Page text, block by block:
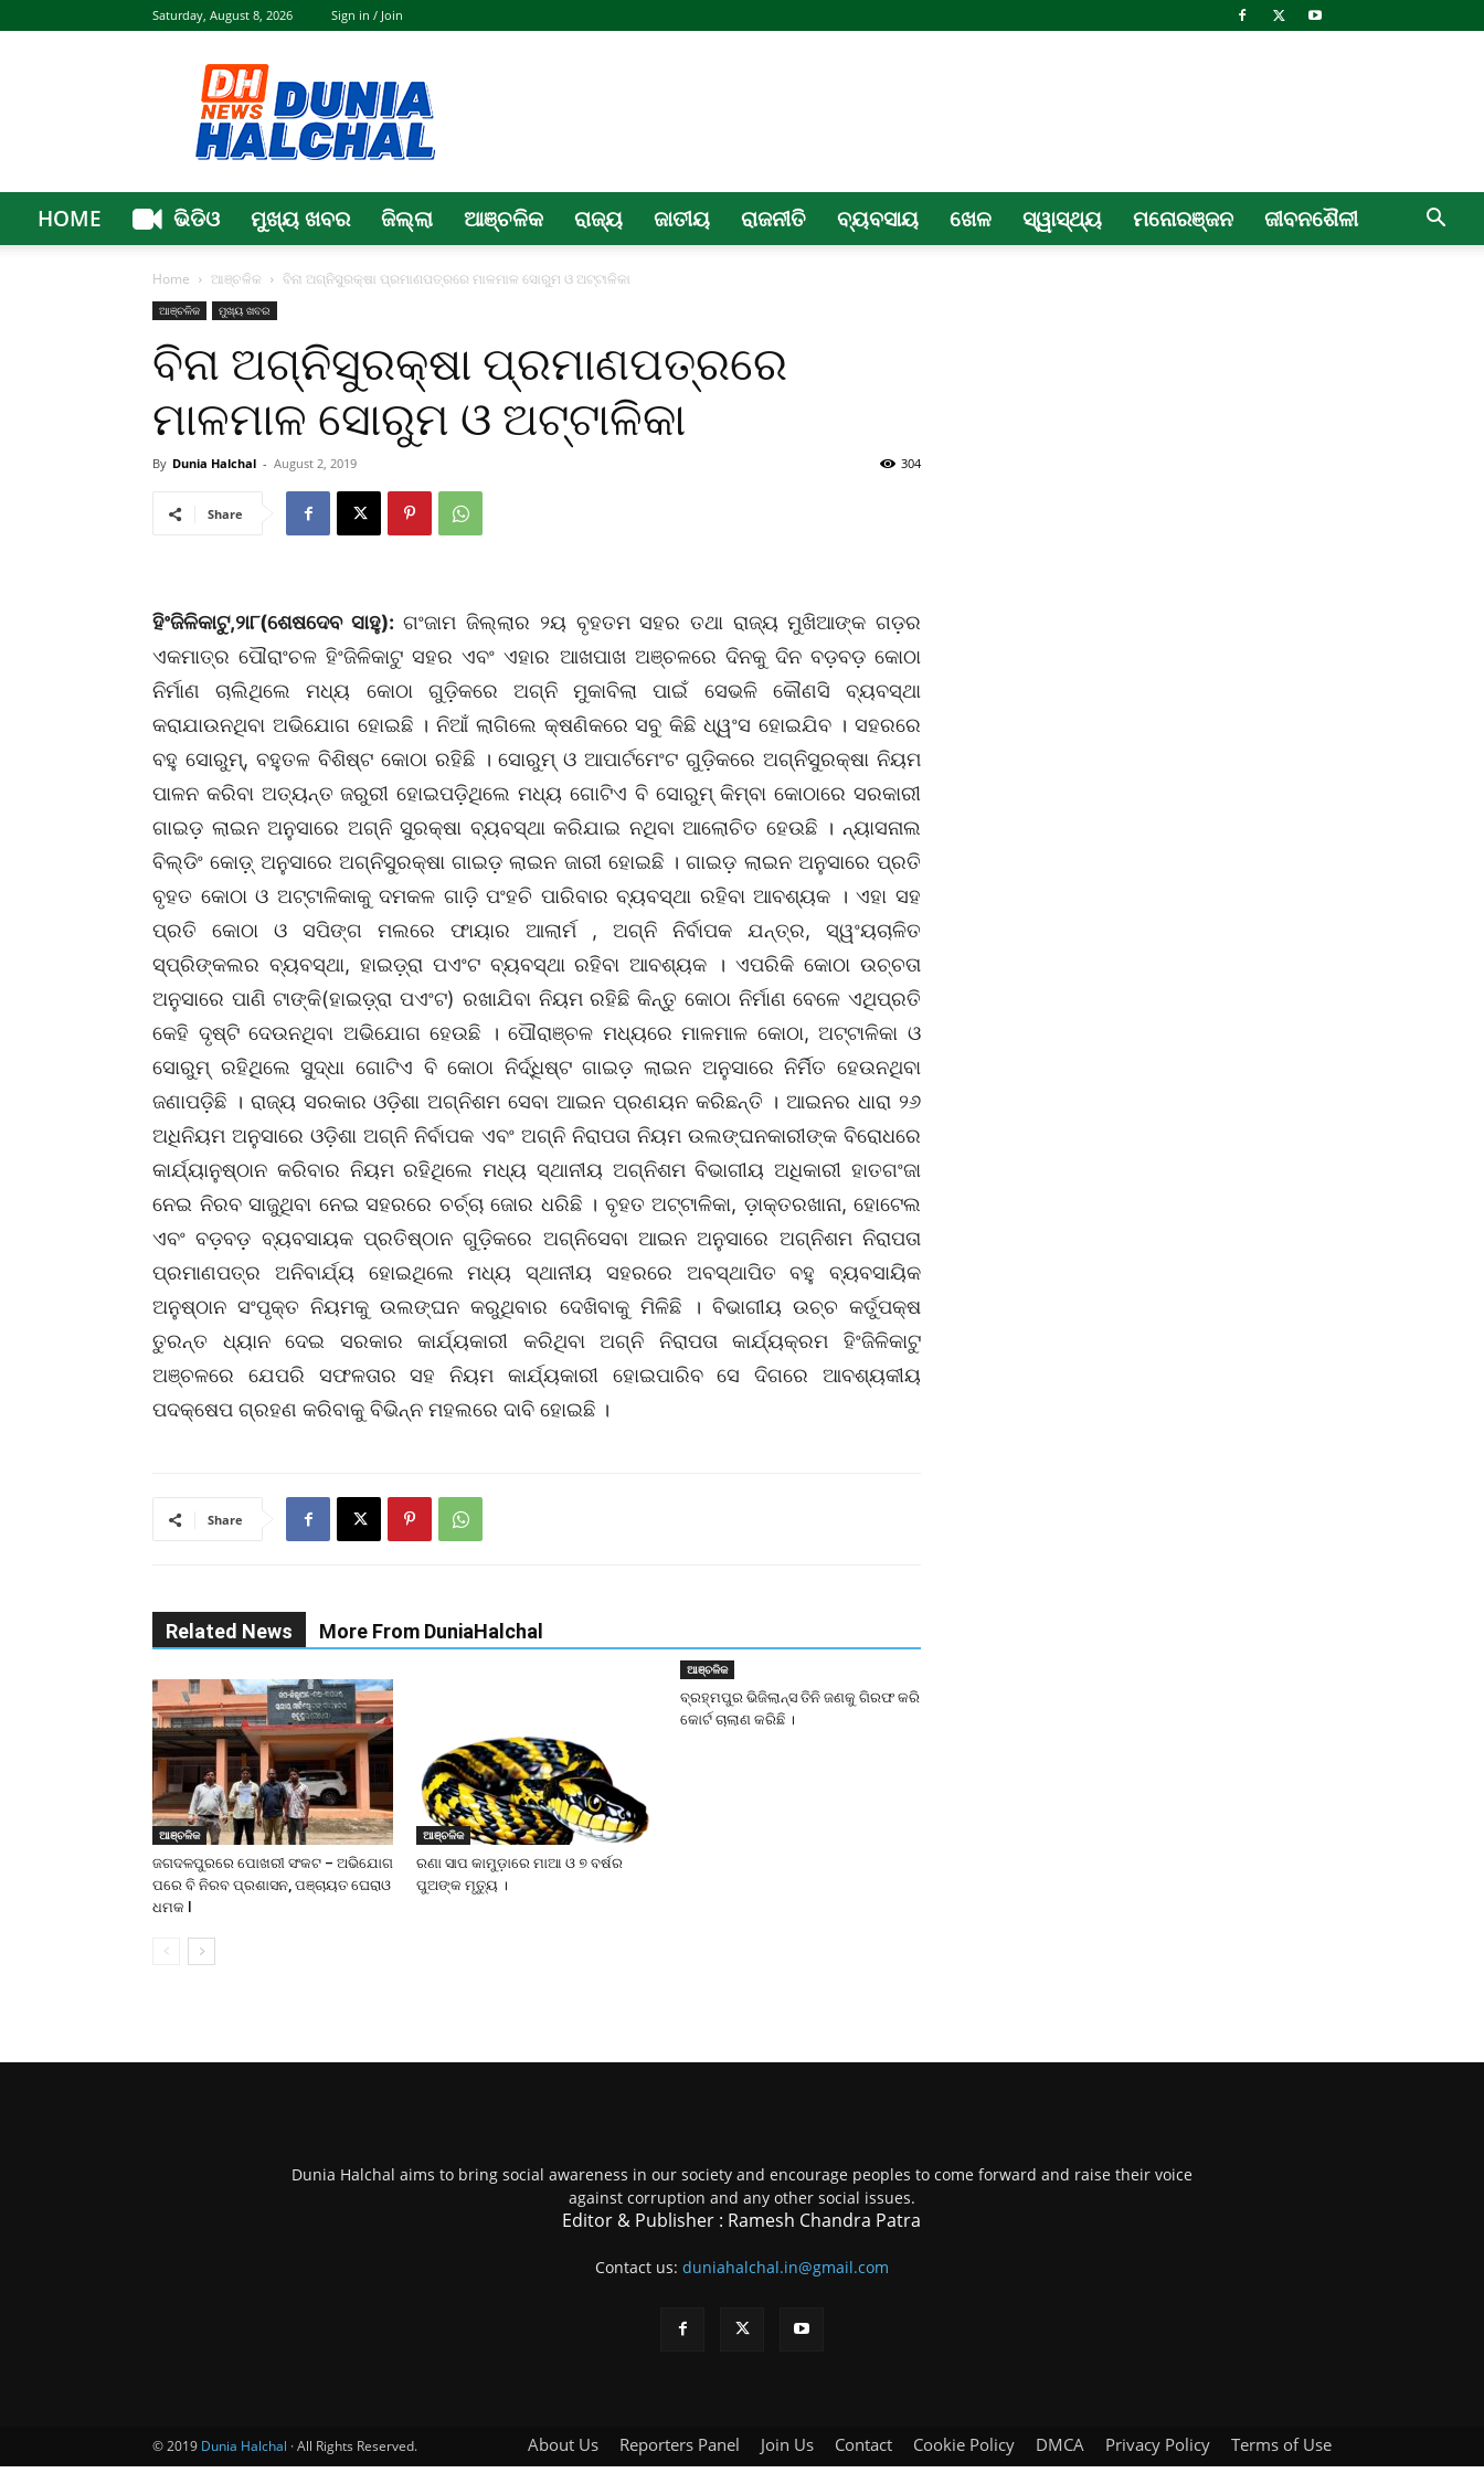
Saturday, August 8, 2026 Sign in / Join
Halchal
HOME ଭିଡିଓ ମୁଖ୍ୟ ଖବର ଜିଲ୍ଲା ଆଞ୍ଚଳିକ ରାଜ୍ୟ ଜାତୀୟ ରାଜନୀତି ବ୍ୟବସାୟ ଖେଳ ସ୍ୱାସ୍ଥ୍ୟ ମନୋରଞ୍ଜନ ଜୀବନଶୈଳୀ
Home ଆଞ୍ଚଳିକ ବିନା ଅଗ୍ନିସୁରକ୍ଷା ପ୍ରମାଣପତ୍ରରେ ମାଳମାଳ ସୋରୁମ ଓ ଅଟ୍ଟାଳିକା
ଆଞ୍ଚଳିକ ମୁଖ୍ୟ ଖବର
ବିନା ଅଗ୍ନିସୁରକ୍ଷା ପ୍ରମାଣପତ୍ରରେ
ମାଳମାଳ ସୋରୁମ ଓ ଅଟ୍ଟାଳିକା
By Dunia Halchal - August 2, 2019 304
Share
ହିଂଜିଳିକାଟୁ,୨ା୮(ଶେଷଦେବ ସାହୁ): ଗଂଜାମ ଜିଲ୍ଲାର ୨ୟ ବୃହତମ ସହର ତଥା ରାଜ୍ୟ ମୁଖିଆଙ୍କ ଗଡ଼ର
ଏକମାତ୍ର ପୌରାଂଚଳ ହିଂଜିଳିକାଟୁ ସହର ଏବଂ ଏହାର ଆଖପାଖ ଅଞ୍ଚଳରେ ଦିନକୁ ଦିନ ବଡ଼ବଡ଼ କୋଠା
ନିର୍ମାଣ ଚାଲିଥିଲେ ମଧ୍ୟ କୋଠା ଗୁଡ଼ିକରେ ଅଗ୍ନି ମୁକାବିଲା ପାଇଁ ସେଭଳି କୌଣସି ବ୍ୟବସ୍ଥା
କରାଯାଉନଥିବା ଅଭିଯୋଗ ହୋଇଛି । ନିଆଁ ଲାଗିଲେ କ୍ଷଣିକରେ ସବୁ କିଛି ଧ୍ୱଂସ ହୋଇଯିବ । ସହରରେ
ବହୁ ସୋରୁମ୍, ବହୁତଳ ବିଶିଷ୍ଟ କୋଠା ରହିଛି । ସୋରୁମ୍ ଓ ଆପାର୍ଟମେଂଟ ଗୁଡ଼ିକରେ ଅଗ୍ନିସୁରକ୍ଷା ନିୟମ
ପାଳନ କରିବା ଅତ୍ୟନ୍ତ ଜରୁରୀ ହୋଇପଡ଼ିଥିଲେ ମଧ୍ୟ ଗୋଟିଏ ବି ସୋରୁମ୍ କିମ୍ବା କୋଠାରେ ସରକାରୀ
ଗାଇଡ଼ ଲାଇନ ଅନୁସାରେ ଅଗ୍ନି ସୁରକ୍ଷା ବ୍ୟବସ୍ଥା କରିଯାଇ ନଥିବା ଆଲୋଚିତ ହେଉଛି । ନ୍ୟାସନାଲ
ବିଲ୍ଡିଂ କୋଡ଼୍ ଅନୁସାରେ ଅଗ୍ନିସୁରକ୍ଷା ଗାଇଡ଼ ଲାଇନ ଜାରୀ ହୋଇଛି । ଗାଇଡ଼ ଲାଇନ ଅନୁସାରେ ପ୍ରତି
ବୃହତ କୋଠା ଓ ଅଟ୍ଟାଳିକାକୁ ଦମକଳ ଗାଡ଼ି ପଂହଚି ପାରିବାର ବ୍ୟବସ୍ଥା ରହିବା ଆବଶ୍ୟକ । ଏହା ସହ
ପ୍ରତି କୋଠା ଓ ସପିଙ୍ଗ ମଲରେ ଫାୟାର ଆଲାର୍ମ , ଅଗ୍ନି ନିର୍ବାପକ ଯନ୍ତ୍ର, ସ୍ୱଂୟଚାଳିତ
ସ୍ପ୍ରିଙ୍କଲର ବ୍ୟବସ୍ଥା, ହାଇଡ଼୍ରା ପଏଂଟ ବ୍ୟବସ୍ଥା ରହିବା ଆବଶ୍ୟକ । ଏପରିକି କୋଠା ଉଚ୍ଚତା
ଅନୁସାରେ ପାଣି ଟାଙ୍କି(ହାଇଡ଼୍ରା ପଏଂଟ) ରଖାଯିବା ନିୟମ ରହିଛି କିନ୍ତୁ କୋଠା ନିର୍ମାଣ ବେଳେ ଏଥିପ୍ରତି
କେହି ଦୃଷ୍ଟି ଦେଉନଥିବା ଅଭିଯୋଗ ହେଉଛି । ପୌରାଞ୍ଚଳ ମଧ୍ୟରେ ମାଳମାଳ କୋଠା, ଅଟ୍ଟାଳିକା ଓ
ସୋରୁମ୍ ରହିଥିଲେ ସୁଦ୍ଧା ଗୋଟିଏ ବି କୋଠା ନିର୍ଦ୍ଧିଷ୍ଟ ଗାଇଡ଼ ଲାଇନ ଅନୁସାରେ ନିର୍ମିତ ହେଉନଥିବା
ଜଣାପଡ଼ିଛି । ରାଜ୍ୟ ସରକାର ଓଡ଼ିଶା ଅଗ୍ନିଶମ ସେବା ଆଇନ ପ୍ରଣୟନ କରିଛନ୍ତି । ଆଇନର ଧାରା ୨୬
ଅଧିନିୟମ ଅନୁସାରେ ଓଡ଼ିଶା ଅଗ୍ନି ନିର୍ବାପକ ଏବଂ ଅଗ୍ନି ନିରାପତା ନିୟମ ଉଲଙ୍ଘନକାରୀଙ୍କ ବିରୋଧରେ
କାର୍ଯ୍ୟାନୁଷ୍ଠାନ କରିବାର ନିୟମ ରହିଥିଲେ ମଧ୍ୟ ସ୍ଥାନୀୟ ଅଗ୍ନିଶମ ବିଭାଗୀୟ ଅଧିକାରୀ ହାତଗଂଜା
ନେଇ ନିରବ ସାଜୁଥିବା ନେଇ ସହରରେ ଚର୍ଚ୍ଚା ଜୋର ଧରିଛି । ବୃହତ ଅଟ୍ଟାଳିକା, ଡ଼ାକ୍ତରଖାନା, ହୋଟେଲ
ଏବଂ ବଡ଼ବଡ଼ ବ୍ୟବସାୟକ ପ୍ରତିଷ୍ଠାନ ଗୁଡ଼ିକରେ ଅଗ୍ନିସେବା ଆଇନ ଅନୁସାରେ ଅଗ୍ନିଶମ ନିରାପତା
ପ୍ରମାଣପତ୍ର ଅନିବାର୍ଯ୍ୟ ହୋଇଥିଲେ ମଧ୍ୟ ସ୍ଥାନୀୟ ସହରରେ ଅବସ୍ଥାପିତ ବହୁ ବ୍ୟବସାୟିକ
ଅନୁଷ୍ଠାନ ସଂପୃକ୍ତ ନିୟମକୁ ଉଲଙ୍ଘନ କରୁଥିବାର ଦେଖିବାକୁ ମିଳିଛି । ବିଭାଗୀୟ ଉଚ୍ଚ କର୍ତୁପକ୍ଷ
ତୁରନ୍ତ ଧ୍ୟାନ ଦେଇ ସରକାର କାର୍ଯ୍ୟକାରୀ କରିଥିବା ଅଗ୍ନି ନିରାପତା କାର୍ଯ୍ୟକ୍ରମ ହିଂଜିଳିକାଟୁ
ଅଞ୍ଚଳରେ ଯେପରି ସଫଳତାର ସହ ନିୟମ କାର୍ଯ୍ୟକାରୀ ହୋଇପାରିବ ସେ ଦିଗରେ ଆବଶ୍ୟକୀୟ
ପଦକ୍ଷେପ ଗ୍ରହଣ କରିବାକୁ ବିଭିନ୍ନ ମହଲରେ ଦାବି ହୋଇଛି ।
Share
Related News More From DuniaHalchal
ଆଞ୍ଚଳିକ
ଜଗଦଳପୁରରେ ପୋଖରୀ ସଂକଟ – ଅଭିଯୋଗ
ପରେ ବି ନିରବ ପ୍ରଶାସନ, ପଞ୍ଚାୟତ ଘେରାଓ
ଧମକ l
ଆଞ୍ଚଳିକ
ରଣା ସାପ କାମୁଡ଼ାରେ ମାଆ ଓ ୭ ବର୍ଷର
ପୁଅଙ୍କ ମୃତ୍ୟୁ ।
ଆଞ୍ଚଳିକ
ବ୍ରହ୍ମପୁର ଭିଜିଲାନ୍ସ ତିନି ଜଣକୁ ଗିରଫ କରି
କୋର୍ଟ ଚାଲାଣ କରିଛି ।
Dunia Halchal aims to bring social awareness in our society and encourage peoples to come forward and raise their voice
against corruption and any other social issues.
Editor & Publisher : Ramesh Chandra Patra
Contact us: duniahalchal.in@gmail.com
About Us Reporters Panel Join Us Contact Cookie Policy DMCA Privacy Policy Terms of Use
© 2019 Dunia Halchal · All Rights Reserved.